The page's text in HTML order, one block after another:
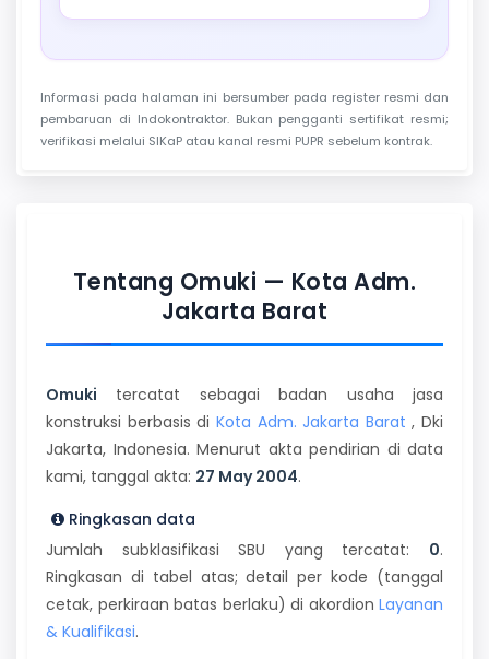
Informasi pada halaman ini bersumber pada register resmi dan
pembaruan di Indokontraktor. Bukan pengganti sertifikat resmi;
verifikasi melalui SIKaP atau kanal resmi PUPR sebelum kontrak.
Tentang Omuki — Kota Adm.
Jakarta Barat
Omuki tercatat sebagai badan usaha jasa
konstruksi berbasis di Kota Adm. Jakarta Barat , Dki
Jakarta, Indonesia. Menurut akta pendirian di data
kami, tanggal akta: 27 May 2004.
Ringkasan data
Jumlah subklasifikasi SBU yang tercatat: 0.
Ringkasan di tabel atas; detail per kode (tanggal
cetak, perkiraan batas berlaku) di akordion Layanan
& Kualifikasi.